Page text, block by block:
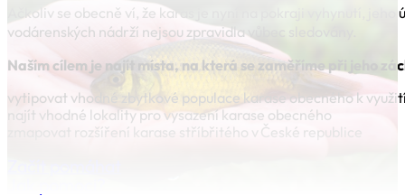
Ačkoliv se obecně ví, že karas je nyní na pokraji vyhynutí,
vodárenských nádrží nejsou zpravidla vůbec sledovány.
Naším cílem je najít místa, na která se zaměříme při jeho
vytipovat vhodné zbytkové populace karase obecného k
najít vhodné lokality pro vysazení karase obecného
zmapovat rozšíření karase stříbřitého v České republice